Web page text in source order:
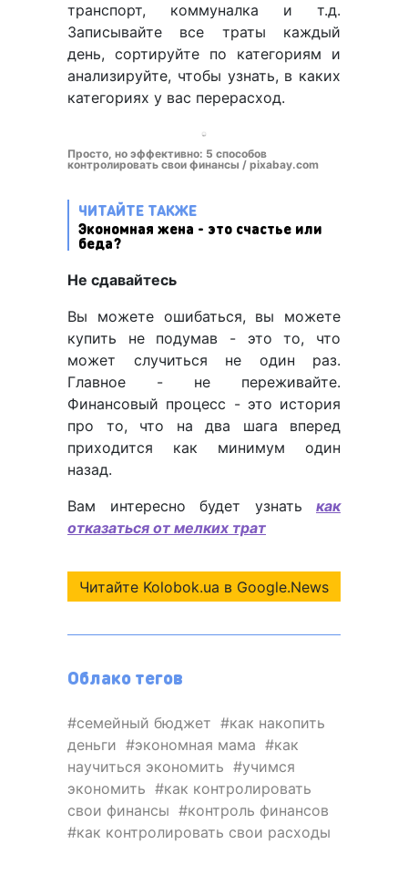
транспорт, коммуналка и т.д.
Записывайте все траты каждый
день, сортируйте по категориям и
анализируйте, чтобы узнать, в каких
категориях у вас перерасход.
Просто, но эффективно: 5 способов
контролировать свои финансы / pixabay.com
ЧИТАЙТЕ ТАКЖЕ
Экономная жена - это счастье или
беда?
Не сдавайтесь
Вы можете ошибаться, вы можете
купить не подумав - это то, что
может случиться не один раз.
Главное - не переживайте.
Финансовый процесс - это история
про то, что на два шага вперед
приходится как минимум один
назад.
Вам интересно будет узнать как
отказаться от мелких трат
Читайте Kolobok.ua в Google.News
Облако тегов
семейный бюджет
как накопить
деньги
экономная мама
как
научиться экономить
учимся
экономить
как контролировать
свои финансы
контроль финансов
как контролировать свои расходы